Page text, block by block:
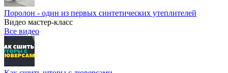
Поролон - один из первых синтетических утеплителей
Видео мастер-класс
Все видео